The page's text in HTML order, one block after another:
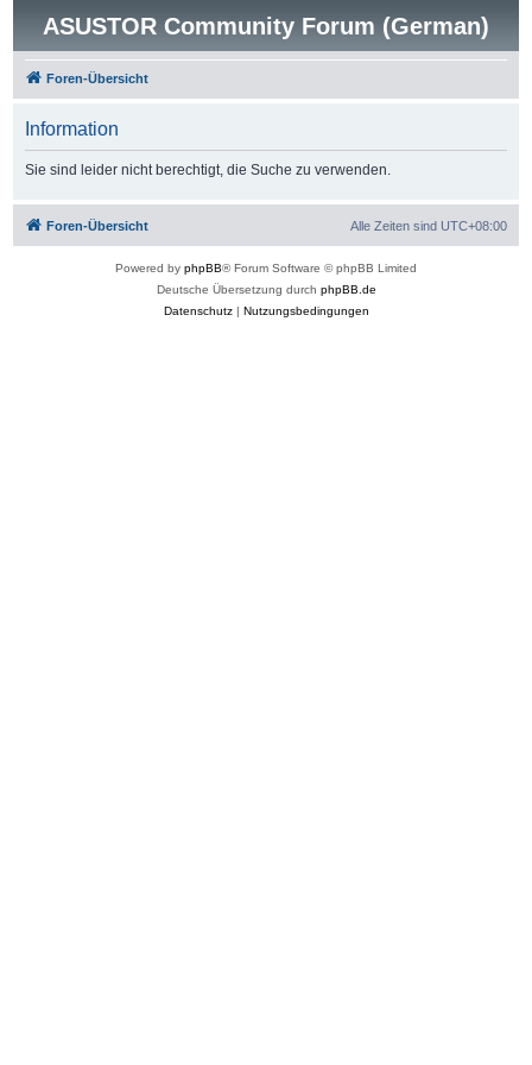
ASUSTOR Community Forum (German)
Foren-Übersicht
Information
Sie sind leider nicht berechtigt, die Suche zu verwenden.
Foren-Übersicht Alle Zeiten sind UTC+08:00
Powered by phpBB® Forum Software © phpBB Limited
Deutsche Übersetzung durch phpBB.de
Datenschutz| Nutzungsbedingungen